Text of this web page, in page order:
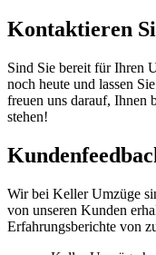
Kontaktieren
Sind Sie bereit für Ihren
noch heute und lassen
freuen uns darauf, Ihnen
stehen!
Wir bei Keller Umzüge
von unseren Kunden
Erfahrungsberichte von